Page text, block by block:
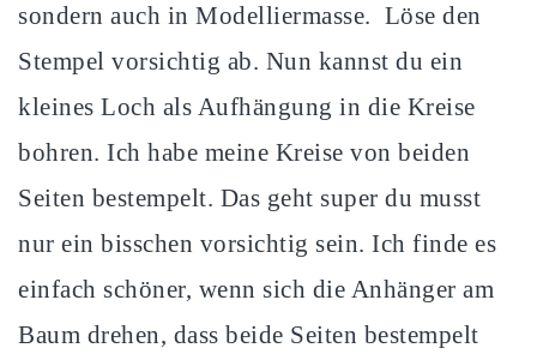
sondern auch in Modelliermasse. Löse den
Stempel vorsichtig ab. Nun kannst du ein
kleines Loch als Aufhängung in die Kreise
bohren. Ich habe meine Kreise von beiden
Seiten bestempelt. Das geht super du musst
nur ein bisschen vorsichtig sein. Ich finde es
einfach schöner, wenn sich die Anhänger am
Baum drehen, dass beide Seiten bestempelt